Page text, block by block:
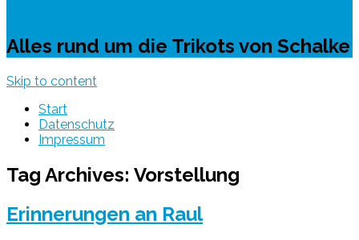
Alles rund um die Trikots von Schalke
Skip to content
Start
Datenschutz
Impressum
Tag Archives: Vorstellung
Erinnerungen an Raul